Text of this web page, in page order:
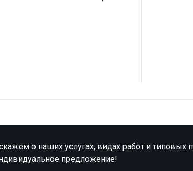
о наших услугах, видах работ и типовых
предложение!